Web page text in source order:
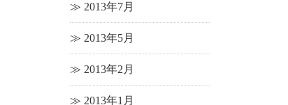
2013年7月
2013年5月
2013年2月
2013年1月